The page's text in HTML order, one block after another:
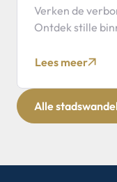
Verken de
Ontdek stille
Lees meer
Alle